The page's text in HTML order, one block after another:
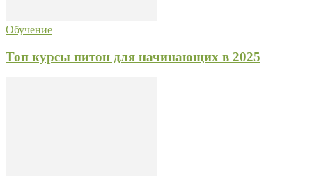
Обучение
Топ курсы питон для начинающих в 2025